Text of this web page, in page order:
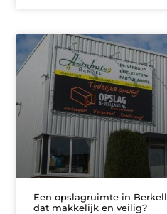
Een opslagruimte in
dat makkelijk en veilig?